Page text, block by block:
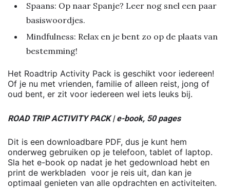
Spaans: Op naar Spanje? Leer nog snel een paar
basiswoordjes.
Mindfulness: Relax en je bent zo op de plaats van
bestemming!
Het Roadtrip Activity Pack is geschikt voor iedereen!
Of je nu met vrienden, familie of alleen reist, jong of
oud bent, er zit voor iedereen wel iets leuks bij.
ROAD TRIP ACTIVITY PACK | e-book, 50 pages
Dit is een downloadbare PDF, dus je kunt hem
onderweg gebruiken op je telefoon, tablet of laptop.
Sla het e-book op nadat je het gedownload hebt en
print de werkbladen voor je reis uit, dan kan je
optimaal genieten van alle opdrachten en activiteiten.